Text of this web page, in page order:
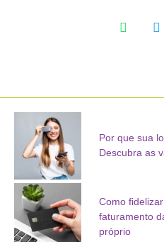
Por que sua
Descubra as
Como
faturamento
próprio